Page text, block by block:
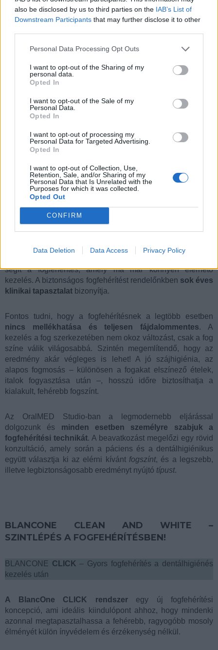
also be disclosed by us to third parties on the IAB’s List of
Downstream Participants that may further disclose it to other
Personal Data Processing Opt Outs
I want to opt-out of the Sharing of my
personal data.
Opted In
I want to opt-out of the Sale of my
Personal Data.
Opted In
I want to opt-out of processing my
Personal Data for Targeted Advertising.
Opted In
I want to opt-out of Collection, Use,
Retention, Sale, and/or Sharing of my
Personal Data that Is Unrelated with the
Purposes for which it was collected.
Opted Out
CONFIRM
Data Deletion Data Access Privacy Policy
Fogfehérítés
A vonzó mosoly alapja a szép, egészséges, fehér fogsor,
túlzó cukor-, illetve kávé fogyasztás vagy éppen a
segít a fogfehérítés, amely ma már könnyen elérhető
kezelés. A biztonságos fogfehérítést rendelőnkben sok éves
klinikai tapasztalat bizonyítja.
Fontos tudni, hogy a fogfehérítésnek a legtöbb esetben
nincs mellékhatása és teljesen fájdalommentes. A
kezelés a fog szerkezetében nem okoz változást, csak a fog
színe válik világosabbá. Szintén megemlítendő, hogy az
eredmény akár végleges is lehet! A jó szájhigiénia, az
alapos fogmosás – különösen a fogakat elszínező ételek,
italok fogyasztása után –, hosszú időre biztosíthatja a
kialakult, fehérebb fogszínt.
Az OralMED Studio-ban a legmodernebb eljárással
dolgozunk és minden esetben személyre szabjuk a
fogfehérítési technikát. A beavatkozást megelőzi egy rövid
konzultáció, amely során a páciens és a dentálhigiénikus
együtt választja ki az elérni kívánt fogszínt, és a legszebb,
illetve legbiztonságosabb eredményt nyújtó típust.
BLANCONE CLEAN AND WHITE –
SZINTLÉPÉS A FOGFEHÉRÍTÉSBEN!
BLANCONE CLICK – Gyors fogfehérítés a dentálhigiénés
kezelés után
A BlancOne CLICK rendszeregy új fogfehérítési
koncepció, ami ideális kiindulópont ahhoz, hogy mindenki
azonnal megtapasztalhassa a fehérebb, ragyogóbb mosoly
élményét külön ínyvédelem és érzékenység nélkül.